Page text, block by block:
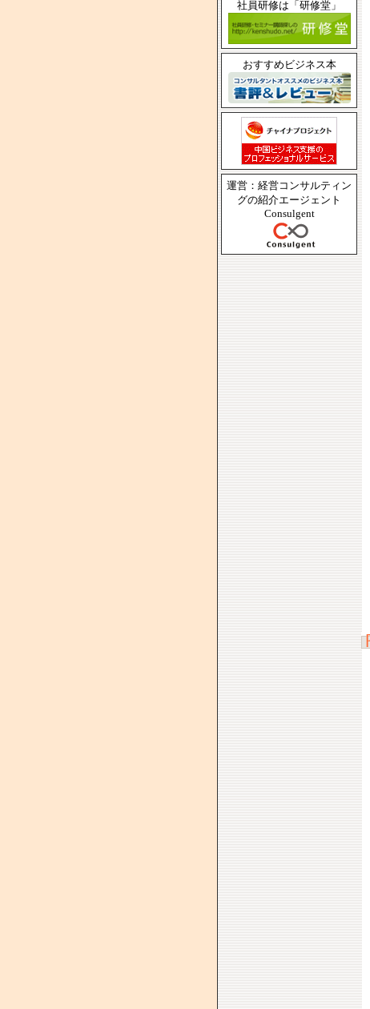
社員研修は「研修堂」
おすすめビジネス本
運営：経営コンサルティン
グの紹介エージェント
Consulgent